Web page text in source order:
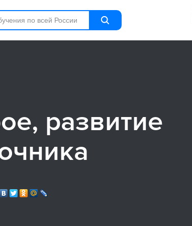
развитие